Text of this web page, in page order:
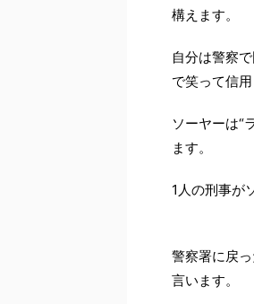
構えます。
自分は警察
で笑って信用
ソーヤーは“
ます。
1人の刑事が
警察署に戻
言います。